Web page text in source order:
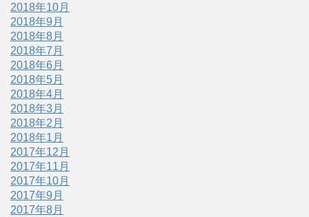
2018年10月
2018年9月
2018年8月
2018年7月
2018年6月
2018年5月
2018年4月
2018年3月
2018年2月
2018年1月
2017年12月
2017年11月
2017年10月
2017年9月
2017年8月